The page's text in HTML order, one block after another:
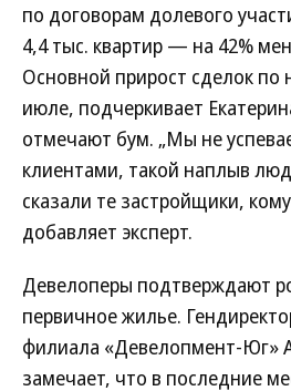
по договорам долевого
4,4 тыс. квартир — на 42%
Основной прирост сделок по
июле, подчеркивает
отмечают бум. „Мы не
клиентами, такой наплыв
сказали те застройщики,
добавляет эксперт.
Девелоперы подтверждают
первичное жилье.
филиала «Девелопмент-Юг»
замечает, что в последние